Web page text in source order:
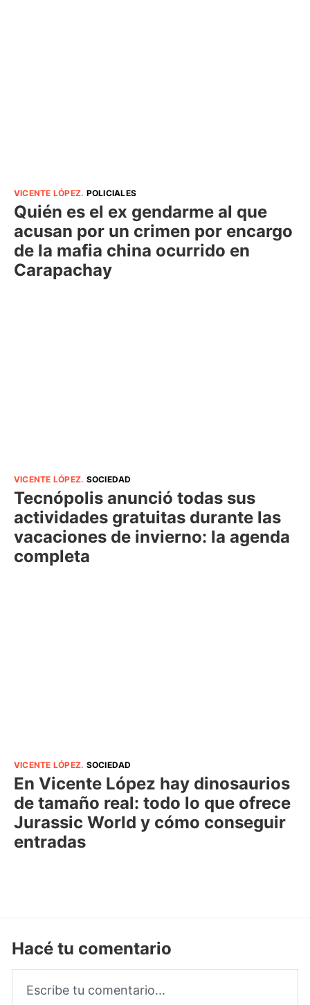
VICENTE LÓPEZ. POLICIALES
Quién es el ex gendarme al que
acusan por un crimen por encargo
de la mafia china ocurrido en
Carapachay
VICENTE LÓPEZ. SOCIEDAD
Tecnópolis anunció todas sus
actividades gratuitas durante las
vacaciones de invierno: la agenda
completa
VICENTE LÓPEZ. SOCIEDAD
En Vicente López hay dinosaurios
de tamaño real: todo lo que ofrece
Jurassic World y cómo conseguir
entradas
Hacé tu comentario